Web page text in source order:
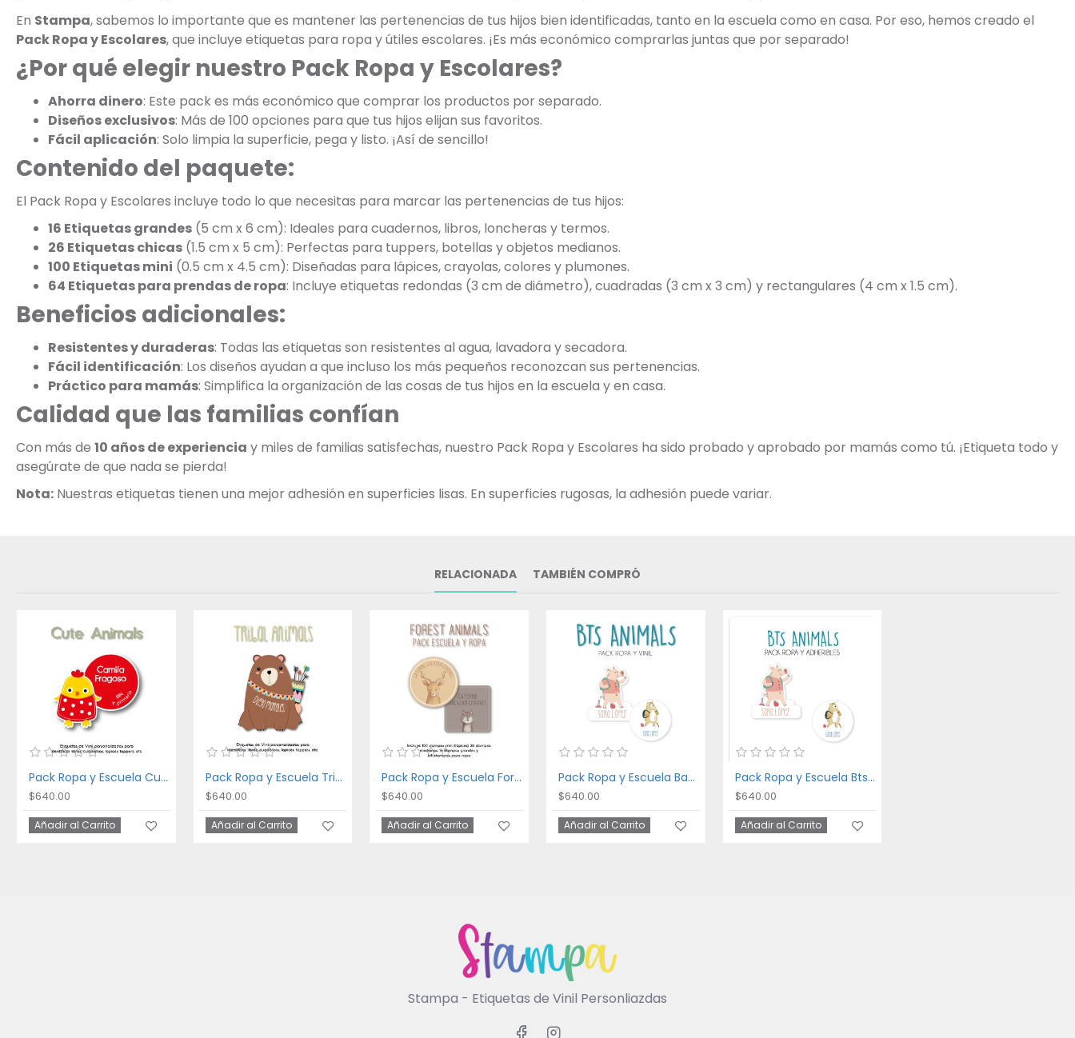
En Stampa, sabemos lo importante que es mantener las pertenencias de tus hijos bien identificadas, tanto en la escuela como en casa. Por eso, hemos creado el
Pack Ropa y Escolares, que incluye etiquetas para ropa y útiles escolares. ¡Es más económico comprarlas juntas que por separado!
¿Por qué elegir nuestro Pack Ropa y Escolares?
Ahorra dinero: Este pack es más económico que comprar los productos por separado.
Diseños exclusivos: Más de 100 opciones para que tus hijos elijan sus favoritos.
Fácil aplicación: Solo limpia la superficie, pega y listo. ¡Así de sencillo!
Contenido del paquete:
El Pack Ropa y Escolares incluye todo lo que necesitas para marcar las pertenencias de tus hijos:
16 Etiquetas grandes (5 cm x 6 cm): Ideales para cuadernos, libros, loncheras y termos.
26 Etiquetas chicas (1.5 cm x 5 cm): Perfectas para tuppers, botellas y objetos medianos.
100 Etiquetas mini (0.5 cm x 4.5 cm): Diseñadas para lápices, crayolas, colores y plumones.
64 Etiquetas para prendas de ropa: Incluye etiquetas redondas (3 cm de diámetro), cuadradas (3 cm x 3 cm) y rectangulares (4 cm x 1.5 cm).
Beneficios adicionales:
Resistentes y duraderas: Todas las etiquetas son resistentes al agua, lavadora y secadora.
Fácil identificación: Los diseños ayudan a que incluso los más pequeños reconozcan sus pertenencias.
Práctico para mamás: Simplifica la organización de las cosas de tus hijos en la escuela y en casa.
Calidad que las familias confían
Con más de 10 años de experiencia y miles de familias satisfechas, nuestro Pack Ropa y Escolares ha sido probado y aprobado por mamás como tú. ¡Etiqueta todo y
asegúrate de que nada se pierda!
Nota: Nuestras etiquetas tienen una mejor adhesión en superficies lisas. En superficies rugosas, la adhesión puede variar.
RELACIONADA TAMBIÉN COMPRÓ
Pack Ropa y Escuela Cute Animals
$640.00
Añadir al Carrito
Pack Ropa y Escuela Tribal Animals
$640.00
Añadir al Carrito
Pack Ropa y Escuela Forest Animals
$640.00
Añadir al Carrito
Pack Ropa y Escuela Back to School Animals
$640.00
Añadir al Carrito
Pack Ropa y Escuela Bts Animals
$640.00
Añadir al Carrito
Stampa - Etiquetas de Vinil Personliazdas